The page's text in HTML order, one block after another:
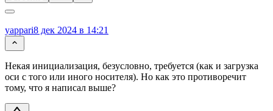
yappari8 дек 2024 в 14:21
Некая инициализация, безусловно, требуется (как и загрузка
оси с того или иного носителя). Но как это противоречит
тому, что я написал выше?